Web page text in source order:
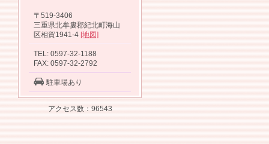
〒519-3406
三重県北牟婁郡紀北町海山
区相賀1941-4 [地図]
TEL: 0597-32-1188
FAX: 0597-32-2792
駐車場あり
アクセス数：96543